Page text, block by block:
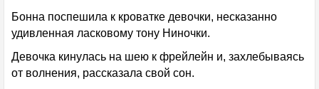
Бонна поспешила к кроватке девочки, несказанно
удивленная ласковому тону Ниночки.
Девочка кинулась на шею к фрейлейн и, захлебываясь
от волнения, рассказала свой сон.